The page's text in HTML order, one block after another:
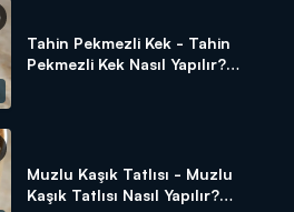
Tahin Pekmezli Kek - Tahin
Pekmezli Kek Nasıl Yapılır?
Muzlu Kaşık Tatlısı - Muzlu
Kaşık Tatlısı Nasıl Yapılır?